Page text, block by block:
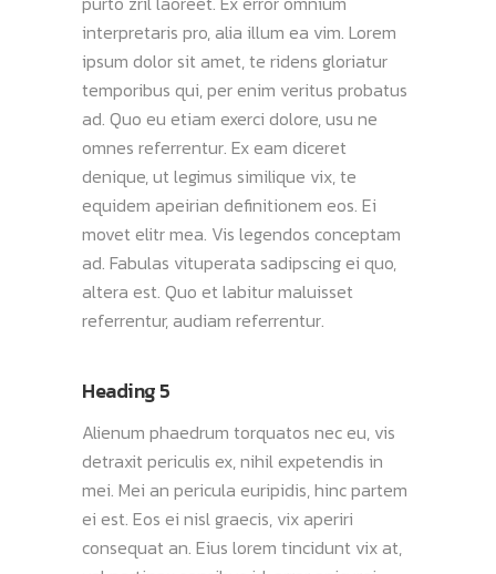
interpretaris pro, alia illum ea vim. Lorem
ipsum dolor sit amet, te ridens gloriatur
temporibus qui, per enim veritus probatus
ad. Quo eu etiam exerci dolore, usu ne
omnes referrentur. Ex eam diceret
denique, ut legimus similique vix, te
equidem apeirian definitionem eos. Ei
movet elitr mea. Vis legendos conceptam
ad. Fabulas vituperata sadipscing ei quo,
altera est. Quo et labitur maluisset
referrentur, audiam referrentur.
Heading 5
Alienum phaedrum torquatos nec eu, vis
detraxit periculis ex, nihil expetendis in
mei. Mei an pericula euripidis, hinc partem
ei est. Eos ei nisl graecis, vix aperiri
consequat an. Eius lorem tincidunt vix at,